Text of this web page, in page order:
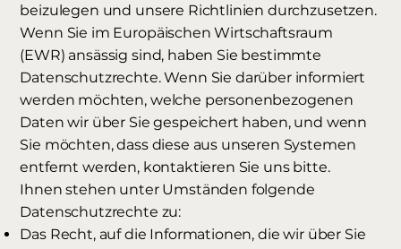
beizulegen und unsere Richtlinien durchzusetzen.
Wenn Sie im Europäischen Wirtschaftsraum
(EWR) ansässig sind, haben Sie bestimmte
Datenschutzrechte. Wenn Sie darüber informiert
werden möchten, welche personenbezogenen
Daten wir über Sie gespeichert haben, und wenn
Sie möchten, dass diese aus unseren Systemen
entfernt werden, kontaktieren Sie uns bitte.
Ihnen stehen unter Umständen folgende
Datenschutzrechte zu:
Das Recht, auf die Informationen, die wir über Sie